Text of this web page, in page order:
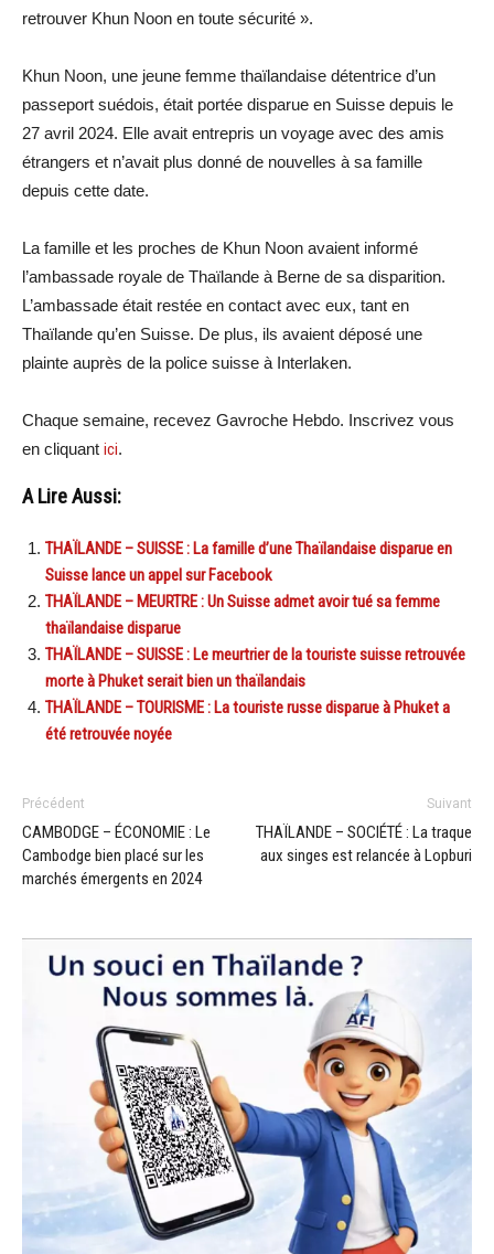
retrouver Khun Noon en toute sécurité ».
Khun Noon, une jeune femme thaïlandaise détentrice d’un
passeport suédois, était portée disparue en Suisse depuis le
27 avril 2024. Elle avait entrepris un voyage avec des amis
étrangers et n’avait plus donné de nouvelles à sa famille
depuis cette date.
La famille et les proches de Khun Noon avaient informé
l’ambassade royale de Thaïlande à Berne de sa disparition.
L’ambassade était restée en contact avec eux, tant en
Thaïlande qu’en Suisse. De plus, ils avaient déposé une
plainte auprès de la police suisse à Interlaken.
Chaque semaine, recevez Gavroche Hebdo. Inscrivez vous
en cliquant ici.
A Lire Aussi:
THAÏLANDE – SUISSE : La famille d’une Thaïlandaise disparue en
Suisse lance un appel sur Facebook
THAÏLANDE – MEURTRE : Un Suisse admet avoir tué sa femme
thaïlandaise disparue
THAÏLANDE – SUISSE : Le meurtrier de la touriste suisse retrouvée
morte à Phuket serait bien un thaïlandais
THAÏLANDE – TOURISME : La touriste russe disparue à Phuket a
été retrouvée noyée
Précédent
CAMBODGE – ÉCONOMIE : Le
Cambodge bien placé sur les
marchés émergents en 2024
Suivant
THAÏLANDE – SOCIÉTÉ : La traque
aux singes est relancée à Lopburi